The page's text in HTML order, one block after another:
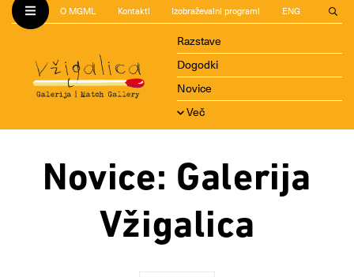
O MGML Kontakti Izobraževalni programi ENG
Razstave
Dogodki
Novice
Več
Novice: Galerija
Vžigalica